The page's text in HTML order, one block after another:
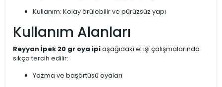
Kullanım: Kolay örülebilir ve pürüzsüz yapı
Kullanım Alanları
Reyyan İpek 20 gr oya ipiaşağıdaki el işi çalışmalarında
sıkça tercih edilir:
Yazma ve başörtüsü oyaları